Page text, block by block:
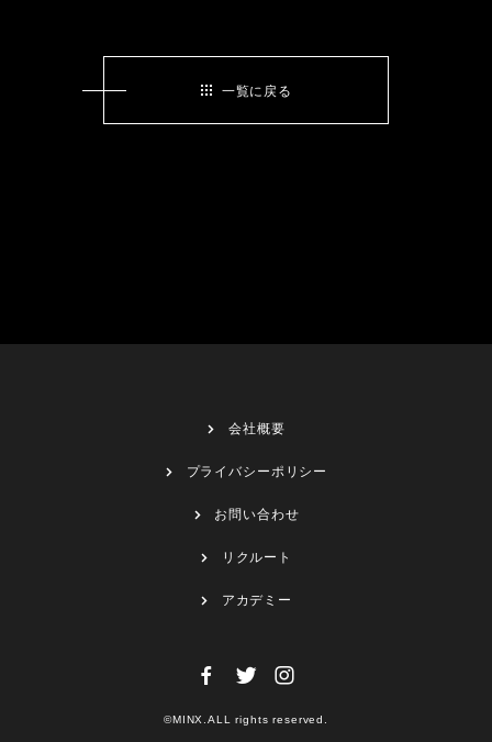
一覧に戻る
会社概要
プライバシーポリシー
お問い合わせ
リクルート
アカデミー
©MINX.ALL rights reserved.